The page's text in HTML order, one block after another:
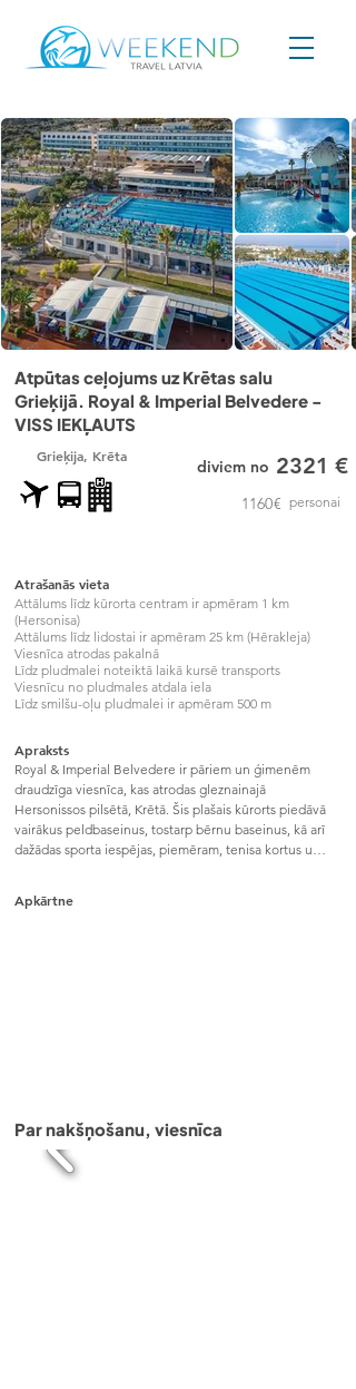
Atpūtas ceļojums uz Krētas salu
Grieķijā. Royal & Imperial Belvedere -
VISS IEKĻAUTS
Grieķija, Krēta
diviem no 2321 €
1160€ personai
Atrašanās vieta
Attālums līdz kūrorta centram ir apmēram 1 km
(Hersonisa)
Attālums līdz lidostai ir apmēram 25 km (Hērakleja)
Viesnīca atrodas pakalnā
Līdz pludmalei noteiktā laikā kursē transports
Viesnīcu no pludmales atdala iela
Līdz smilšu-oļu pludmalei ir apmēram 500 m
Apraksts
Royal & Imperial Belvedere ir pāriem un ģimenēm
draudzīga viesnīca, kas atrodas gleznainajā
Hersonissos pilsētā, Krētā. Šis plašais kūrorts piedāvā
vairākus peldbaseinus, tostarp bērnu baseinus, kā arī
dažādas sporta iespējas, piemēram, tenisa kortus un
izklaides programma visiem vecumiem. No viesnīcas
Apkārtne
Par nakšņošanu, viesnīca